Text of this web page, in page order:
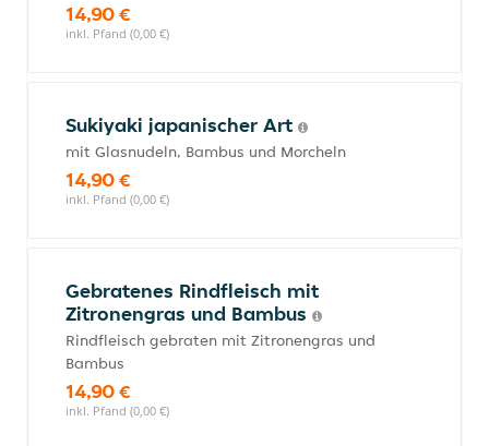
14,90 €
inkl. Pfand (0,00 €)
Sukiyaki japanischer Art
mit Glasnudeln, Bambus und Morcheln
14,90 €
inkl. Pfand (0,00 €)
Gebratenes Rindfleisch mit
Zitronengras und Bambus
Rindfleisch gebraten mit Zitronengras und
Bambus
14,90 €
inkl. Pfand (0,00 €)